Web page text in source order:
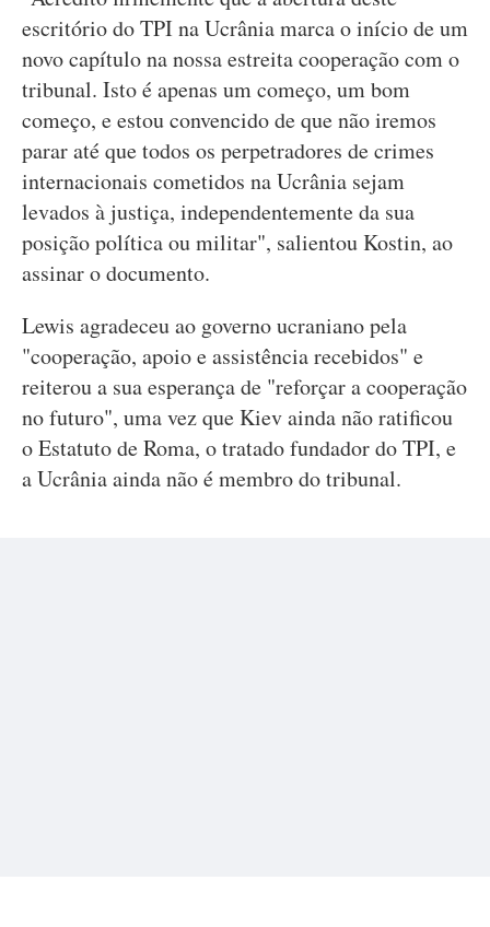
escritório do TPI na Ucrânia marca o início de um
novo capítulo na nossa estreita cooperação com o
tribunal. Isto é apenas um começo, um bom
começo, e estou convencido de que não iremos
parar até que todos os perpetradores de crimes
internacionais cometidos na Ucrânia sejam
levados à justiça, independentemente da sua
posição política ou militar", salientou Kostin, ao
assinar o documento.
Lewis agradeceu ao governo ucraniano pela
"cooperação, apoio e assistência recebidos" e
reiterou a sua esperança de "reforçar a cooperação
no futuro", uma vez que Kiev ainda não ratificou
o Estatuto de Roma, o tratado fundador do TPI, e
a Ucrânia ainda não é membro do tribunal.